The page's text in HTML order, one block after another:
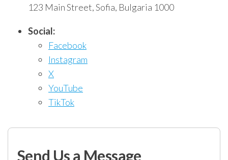
123 Main Street, Sofia, Bulgaria 1000
Social:
Facebook
Instagram
X
YouTube
TikTok
Send Us a Message